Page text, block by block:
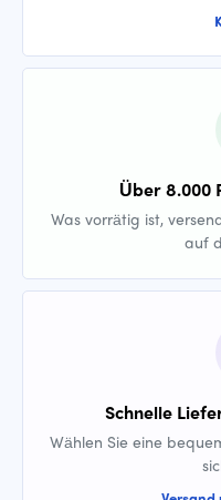
Über 8.000
Was vorrätig ist,
auf
Schnelle
Wählen Sie eine